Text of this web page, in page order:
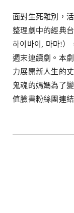
面對生死離別，
整理劇中的經典
하이바이, 마마!
週末連續劇。本
力展開新人生的
鬼魂的媽媽為
值臉書粉絲團連